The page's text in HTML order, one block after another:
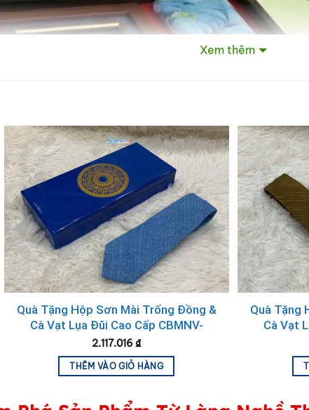
Set quà tặng cao cấp VVIP
biểu tượng Hoa Sen phú quý
– biểu tượng của may mắn, thịnh vượng và thành
cách hiện đại giúp bộ quà vừa mang giá trị văn
Xem thêm
Quà Tặng Hộp Sơn Mài Trống Đồng &
Cà Vạt Lụa Đũi Cao Cấp CBMNV-
CRVNC1.2
2.117.016₫
THÊM VÀO GIỎ HÀNG
Quà Tặng
Cà Vạt